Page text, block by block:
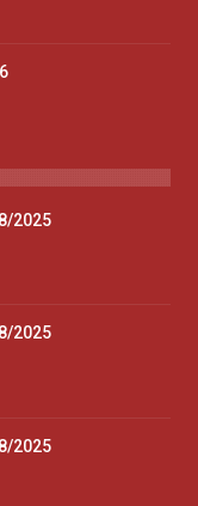
2025
2025
2025